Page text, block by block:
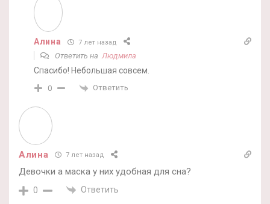
Алина 7 лет назад
Ответить наЛюдмила
Спасибо! Небольшая совсем.
0 Ответить
Алина 7 лет назад
Девочки а маска у них удобная для сна?
0 Ответить